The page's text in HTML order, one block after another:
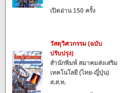
เปิดอ่าน 150 ครั้ง
วัสดุวิศวกรรม (ฉบับ
ปรับปรุง)
สำนักพิมพ์ สมาคมส่งเสริม
เทคโนโลยี (ไทย-ญี่ปุ่น)
ส.ส.ท.